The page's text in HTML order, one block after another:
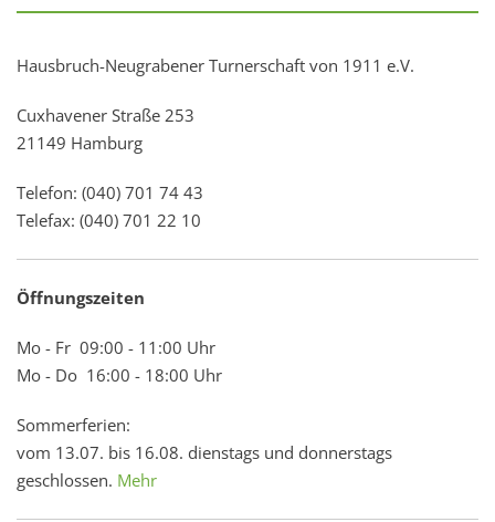
Hausbruch-Neugrabener Turnerschaft von 1911 e.V.
Cuxhavener Straße 253
21149 Hamburg
Telefon: (040) 701 74 43
Telefax: (040) 701 22 10
Öffnungszeiten
Mo - Fr 09:00 - 11:00 Uhr
Mo - Do 16:00 - 18:00 Uhr
Sommerferien:
vom 13.07. bis 16.08. dienstags und donnerstags
geschlossen. Mehr